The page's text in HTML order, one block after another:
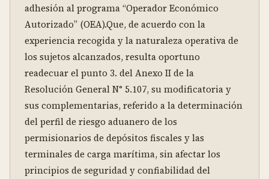
adhesión al programa “Operador Económico
Autorizado” (OEA).Que, de acuerdo con la
experiencia recogida y la naturaleza operativa de
los sujetos alcanzados, resulta oportuno
readecuar el punto 3. del Anexo II de la
Resolución General N° 5.107, su modificatoria y
sus complementarias, referido a la determinación
del perfil de riesgo aduanero de los
permisionarios de depósitos fiscales y las
terminales de carga marítima, sin afectar los
principios de seguridad y confiabilidad del